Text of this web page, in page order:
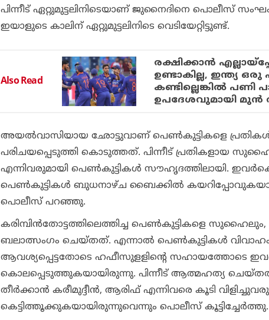
പിന്നീട് ഏറ്റുമുട്ടലിനിടെയാണ് ജുനൈദിനെ പൊലീസ്
ഇയാളുടെ കാലിന് ഏറ്റുമുട്ടലിനിടെ വെടിയേറ്റിട്ടുണ്ട്.
Also Read
രക്ഷിക്കാന്‍
ഉണ്ടാകില്ല, ഇന്ത്യ ഒരു
കണ്ടില്ലെങ്കില്‍ പണി
ഉപദേശവുമായി മുന്‍
അയല്‍വാസിയായ ഛോട്ടുവാണ് പെണ്‍കുട്ടികളെ
പരിചയപ്പെടുത്തി കൊടുത്തത്. പിന്നീട് പ്രതികളായ
എന്നിവരുമായി പെണ്‍കുട്ടികള്‍ സൗഹൃദത്തിലായി.
പെണ്‍കുട്ടികള്‍ ബുധനാഴ്ച ബൈക്കില്‍
പൊലീസ് പറഞ്ഞു.
കരിമ്പിന്‍തോട്ടത്തിലെത്തിച്ച പെണ്‍കുട്ടികളെ
ബലാത്സംഗം ചെയ്തത്. എന്നാല്‍ പെണ്‍കുട്ടികള്‍
ആവശ്യപ്പെട്ടതോടെ ഹഫീസുളളിന്റെ സഹായത്തോടെ
കൊലപ്പെടുത്തുകയായിരുന്നു. പിന്നീട് ആത്മഹത്യ
തീര്‍ക്കാന്‍ കരീമുദ്ദീന്‍, ആരിഫ് എന്നിവരെ കൂടി
കെട്ടിത്തൂക്കുകയായിരുന്നുവെന്നും പൊലീസ് കൂട്ടിച്ചേര്‍ത്തു.